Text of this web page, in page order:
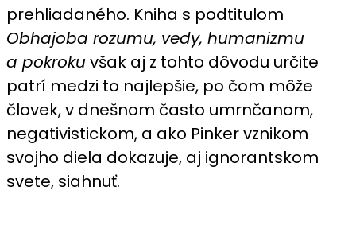
prehliadaného. Kniha s podtitulom
Obhajoba rozumu, vedy, humanizmu
a pokrokuvšak aj z tohto dôvodu určite
patrí medzi to najlepšie, po čom môže
človek, v dnešnom často umrnčanom,
negativistickom, a ako Pinker vznikom
svojho diela dokazuje, aj ignorantskom
svete, siahnuť.